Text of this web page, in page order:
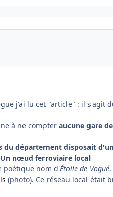
j'ai lu cet "article" : il s'agit
à ne compter aucune gare de
du département disposait
Un nœud ferroviaire local
poétique nom d'Étoile de Vogüé
(photo). Ce réseau local était